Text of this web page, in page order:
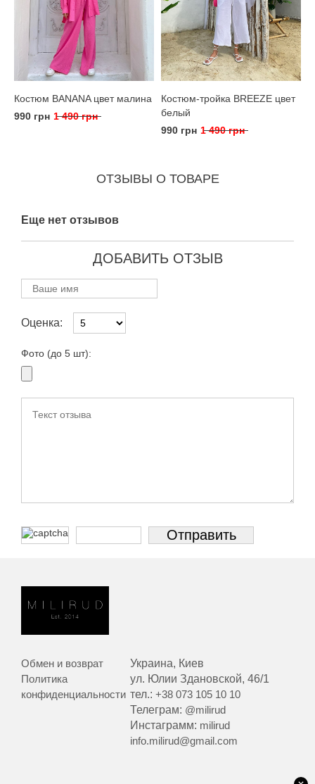
Костюм BANANA цвет малина
990 грн 1 490 грн
Костюм-тройка BREEZE цвет
белый
990 грн 1 490 грн
ОТЗЫВЫ О ТОВАРЕ
Еще нет отзывов
ДОБАВИТЬ ОТЗЫВ
Оценка:
Фото (до 5 шт):
Обмен и возврат
Политика
конфиденциальности
Украина, Киев
ул. Юлии Здановской, 46/1
тел.:+38 073 105 10 10
Телеграм: @milirud
Инстаграмм: milirud
info.milirud@gmail.com